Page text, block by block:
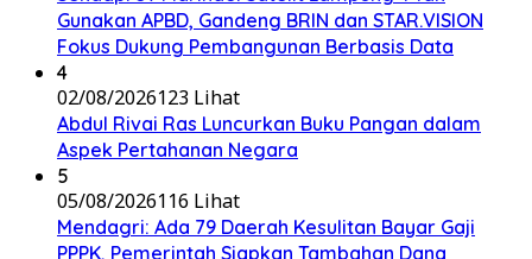
Gunakan APBD, Gandeng BRIN dan STAR.VISION
Fokus Dukung Pembangunan Berbasis Data
4
02/08/2026123 Lihat
Abdul Rivai Ras Luncurkan Buku Pangan dalam
Aspek Pertahanan Negara
5
05/08/2026116 Lihat
Mendagri: Ada 79 Daerah Kesulitan Bayar Gaji
PPPK, Pemerintah Siapkan Tambahan Dana